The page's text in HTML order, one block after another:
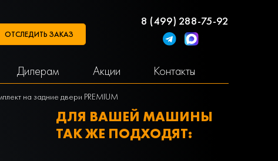
ОТСЛЕДИТЬ ЗАКАЗ
8 (499) 288-75-92
Дилерам Акции Контакты
на задние двери PREMIUM
ДЛЯ ВАШЕЙ МАШИНЫ
ТАК ЖЕ ПОДХОДЯТ: